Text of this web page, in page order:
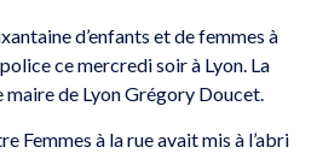
d’enfants et de femmes à
ce mercredi soir à Lyon. La
de Lyon Grégory Doucet.
Femmes à la rue avait mis à l’abri